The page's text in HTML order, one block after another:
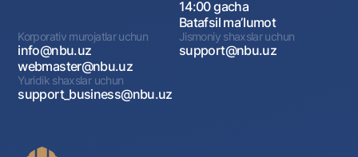
14:00 gacha
Batafsil maʼlumot
Korporativ murojatlar uchun
info@nbu.uz
webmaster@nbu.uz
Jismoniy shaxslar uchun
support@nbu.uz
Yuridik shaxslar uchun
support_business@nbu.uz